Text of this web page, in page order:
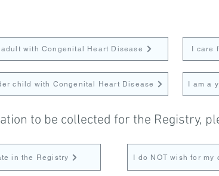
adult with Congenital Heart Disease
child with Congenital Heart Disease
I
I am a
to be collected for the Registry,
in the Registry I do NOT wish for